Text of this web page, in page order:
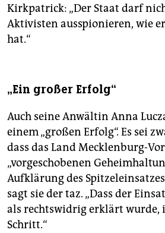
Kirkpatrick: „Der Staat darf
Aktivisten ausspionieren, wie
hat.“
„Ein großer Erfolg“
Auch seine Anwältin Anna
einem „großen Erfolg“. Es sei
dass das Land Mecklenburg-
„vorgeschobenen
Aufklärung des
sagt sie der taz. „Dass der
als rechtswidrig erklärt wurde,
Schritt.“